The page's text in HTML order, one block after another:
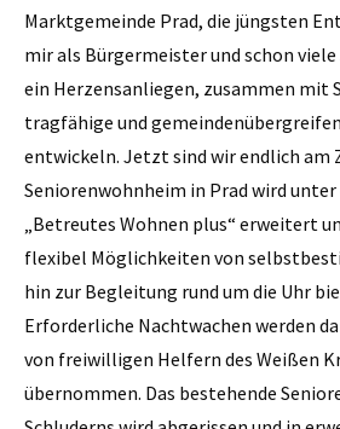
Marktgemeinde Prad, die jüngsten
mir als Bürgermeister und schon
ein Herzensanliegen, zusammen mit
tragfähige und
entwickeln. Jetzt sind wir endlich am
Seniorenwohnheim in Prad wird
„Betreutes Wohnen plus“ erweitert
flexibel Möglichkeiten von
hin zur Begleitung rund um die Uhr
Erforderliche Nachtwachen werden
von freiwilligen Helfern des Weißen
übernommen. Das bestehende